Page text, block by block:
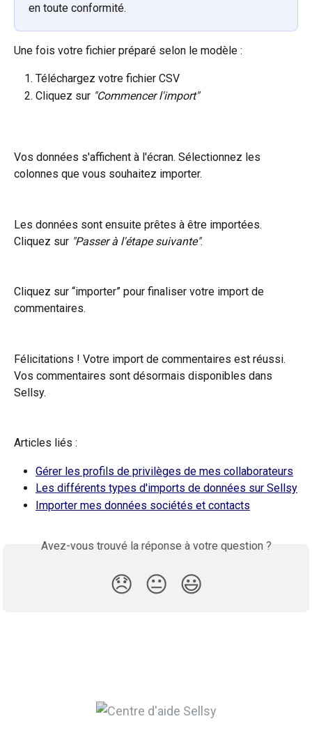
en toute conformité.
Une fois votre fichier préparé selon le modèle :
Téléchargez votre fichier CSV
Cliquez sur "Commencer l'import"
Vos données s'affichent à l'écran. Sélectionnez les
colonnes que vous souhaitez importer.
Les données sont ensuite prêtes à être importées.
Cliquez sur "Passer à l'étape suivante".
Cliquez sur “importer” pour finaliser votre import de
commentaires.
Félicitations ! Votre import de commentaires est réussi.
Vos commentaires sont désormais disponibles dans
Sellsy.
Articles liés :
Gérer les profils de privilèges de mes collaborateurs
Les différents types d'imports de données sur Sellsy
Importer mes données sociétés et contacts
Avez-vous trouvé la réponse à votre question ?
😞 😐 😃